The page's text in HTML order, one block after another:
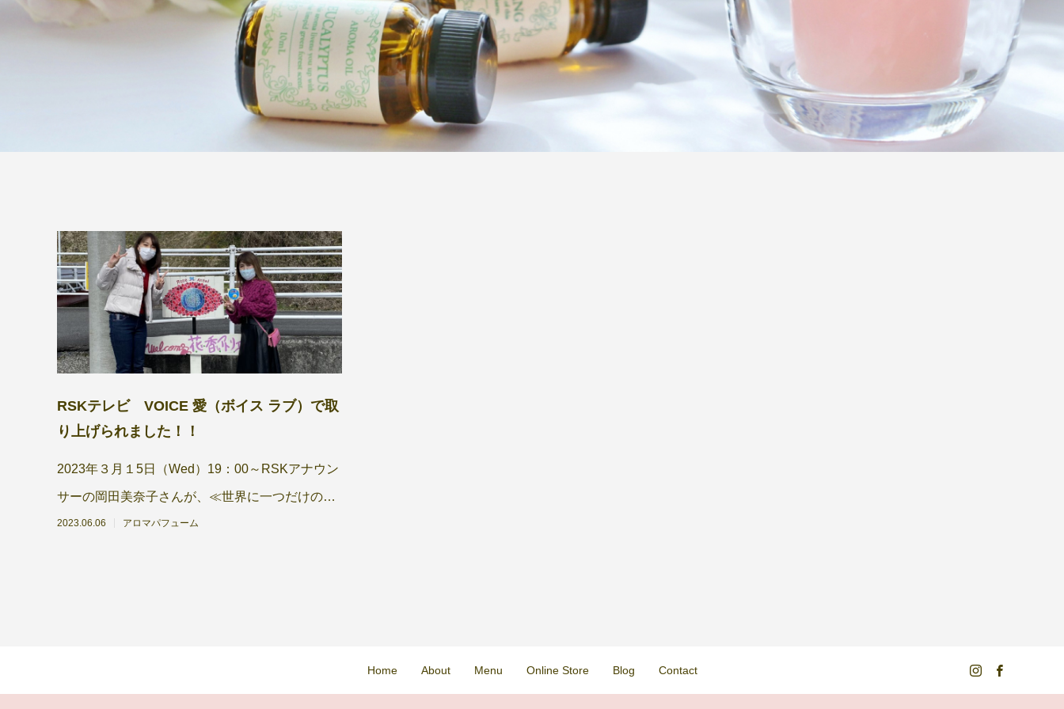
RSKテレビ VOICE 愛（ボイス ラブ）で取
り上げられました！！
2023年３月１5日（Wed）19：00～RSKアナウン
サーの岡田美奈子さんが、≪世界に一つだけのア
ロマ香水作り≫を体験される模様が
2023.06.06 アロマパフューム
Home About Menu Online Store Blog Contact